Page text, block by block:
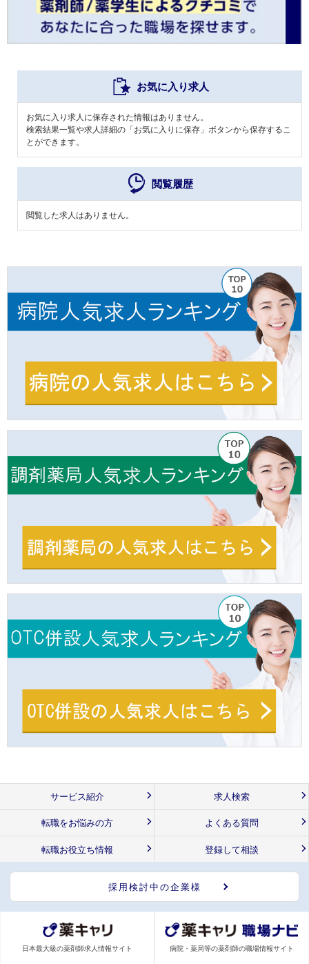
お気に入り求人
お気に入り求人に保存された情報はありません。
検索結果一覧や求人詳細の「お気に入りに保存」ボタンから保存するこ
とができます。
閲覧履歴
閲覧した求人はありません。
サービス紹介 求人検索
転職をお悩みの方 よくある質問
転職お役立ち情報 登録して相談
採用検討中の企業様
日本最大級の薬剤師求人情報サイト 病院・薬局等の薬剤師の職場情報サイト